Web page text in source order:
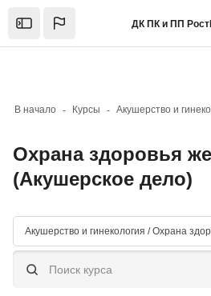
Open the sidebar
ДК ПК и ПП
В начало Курсы Акушерство и
Охрана здоровья
(Акушерское дело)
Блоки
Категории курсов
Поиск курса